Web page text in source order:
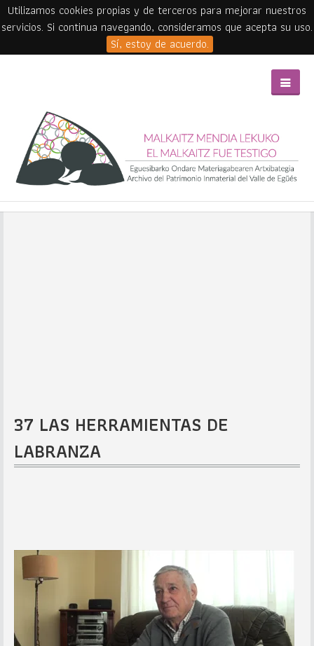
Utilizamos cookies propias y de terceros para mejorar nuestros
servicios. Si continua navegando, consideramos que acepta su uso.
Sí, estoy de acuerdo.
37 LAS HERRAMIENTAS DE
LABRANZA